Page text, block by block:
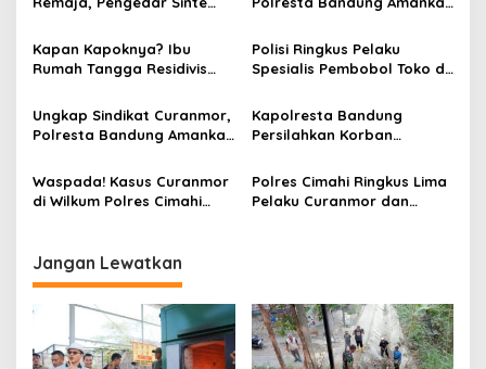
p
o
s
Puluhan Tersangka
Narkoba
Pencurian
Kapan Kapoknya? Ibu
Rumah Tangga Residivis
Ditangkap Atas Kasus
Serupa
Polisi Ringkus Pelaku
Spesialis Pembobol Toko di
Ungkap Sindikat Curanmor,
Polresta Bandung Amankan
Sepeda Motor
Kapolresta Bandung
Persilahkan Korban
Atau Diantarkan Petugas
ke Rumah
Waspada! Kasus Curanmor
di Wilkum Polres Cimahi
Polres Cimahi Ringkus Lima
Pelaku Curanmor dan
Jangan Lewatkan